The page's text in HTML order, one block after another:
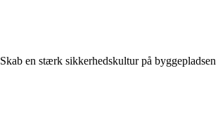
Skab en stærk sikkerhedskultur på